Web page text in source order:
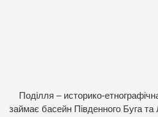
Поділля – историко-
займає басейн Південного Буга